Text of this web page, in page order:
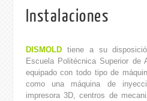
Instalaciones
DISMOLDtiene a su
Escuela Politécnica Superior de
equipado con todo tipo de
como una máquina de
impresora 3D, centros de